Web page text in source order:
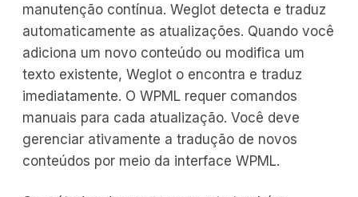
manutenção contínua. Weglot detecta e traduz
automaticamente as atualizações. Quando você
adiciona um novo conteúdo ou modifica um
texto existente, Weglot o encontra e traduz
imediatamente. O WPML requer comandos
manuais para cada atualização. Você deve
gerenciar ativamente a tradução de novos
conteúdos por meio da interface WPML.